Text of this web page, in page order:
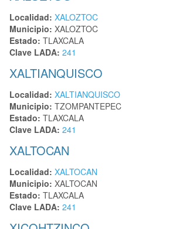
Localidad: XALOZTOC
Municipio: XALOZTOC
Estado: TLAXCALA
Clave LADA: 241
XALTIANQUISCO
Localidad: XALTIANQUISCO
Municipio: TZOMPANTEPEC
Estado: TLAXCALA
Clave LADA: 241
XALTOCAN
Localidad: XALTOCAN
Municipio: XALTOCAN
Estado: TLAXCALA
Clave LADA: 241